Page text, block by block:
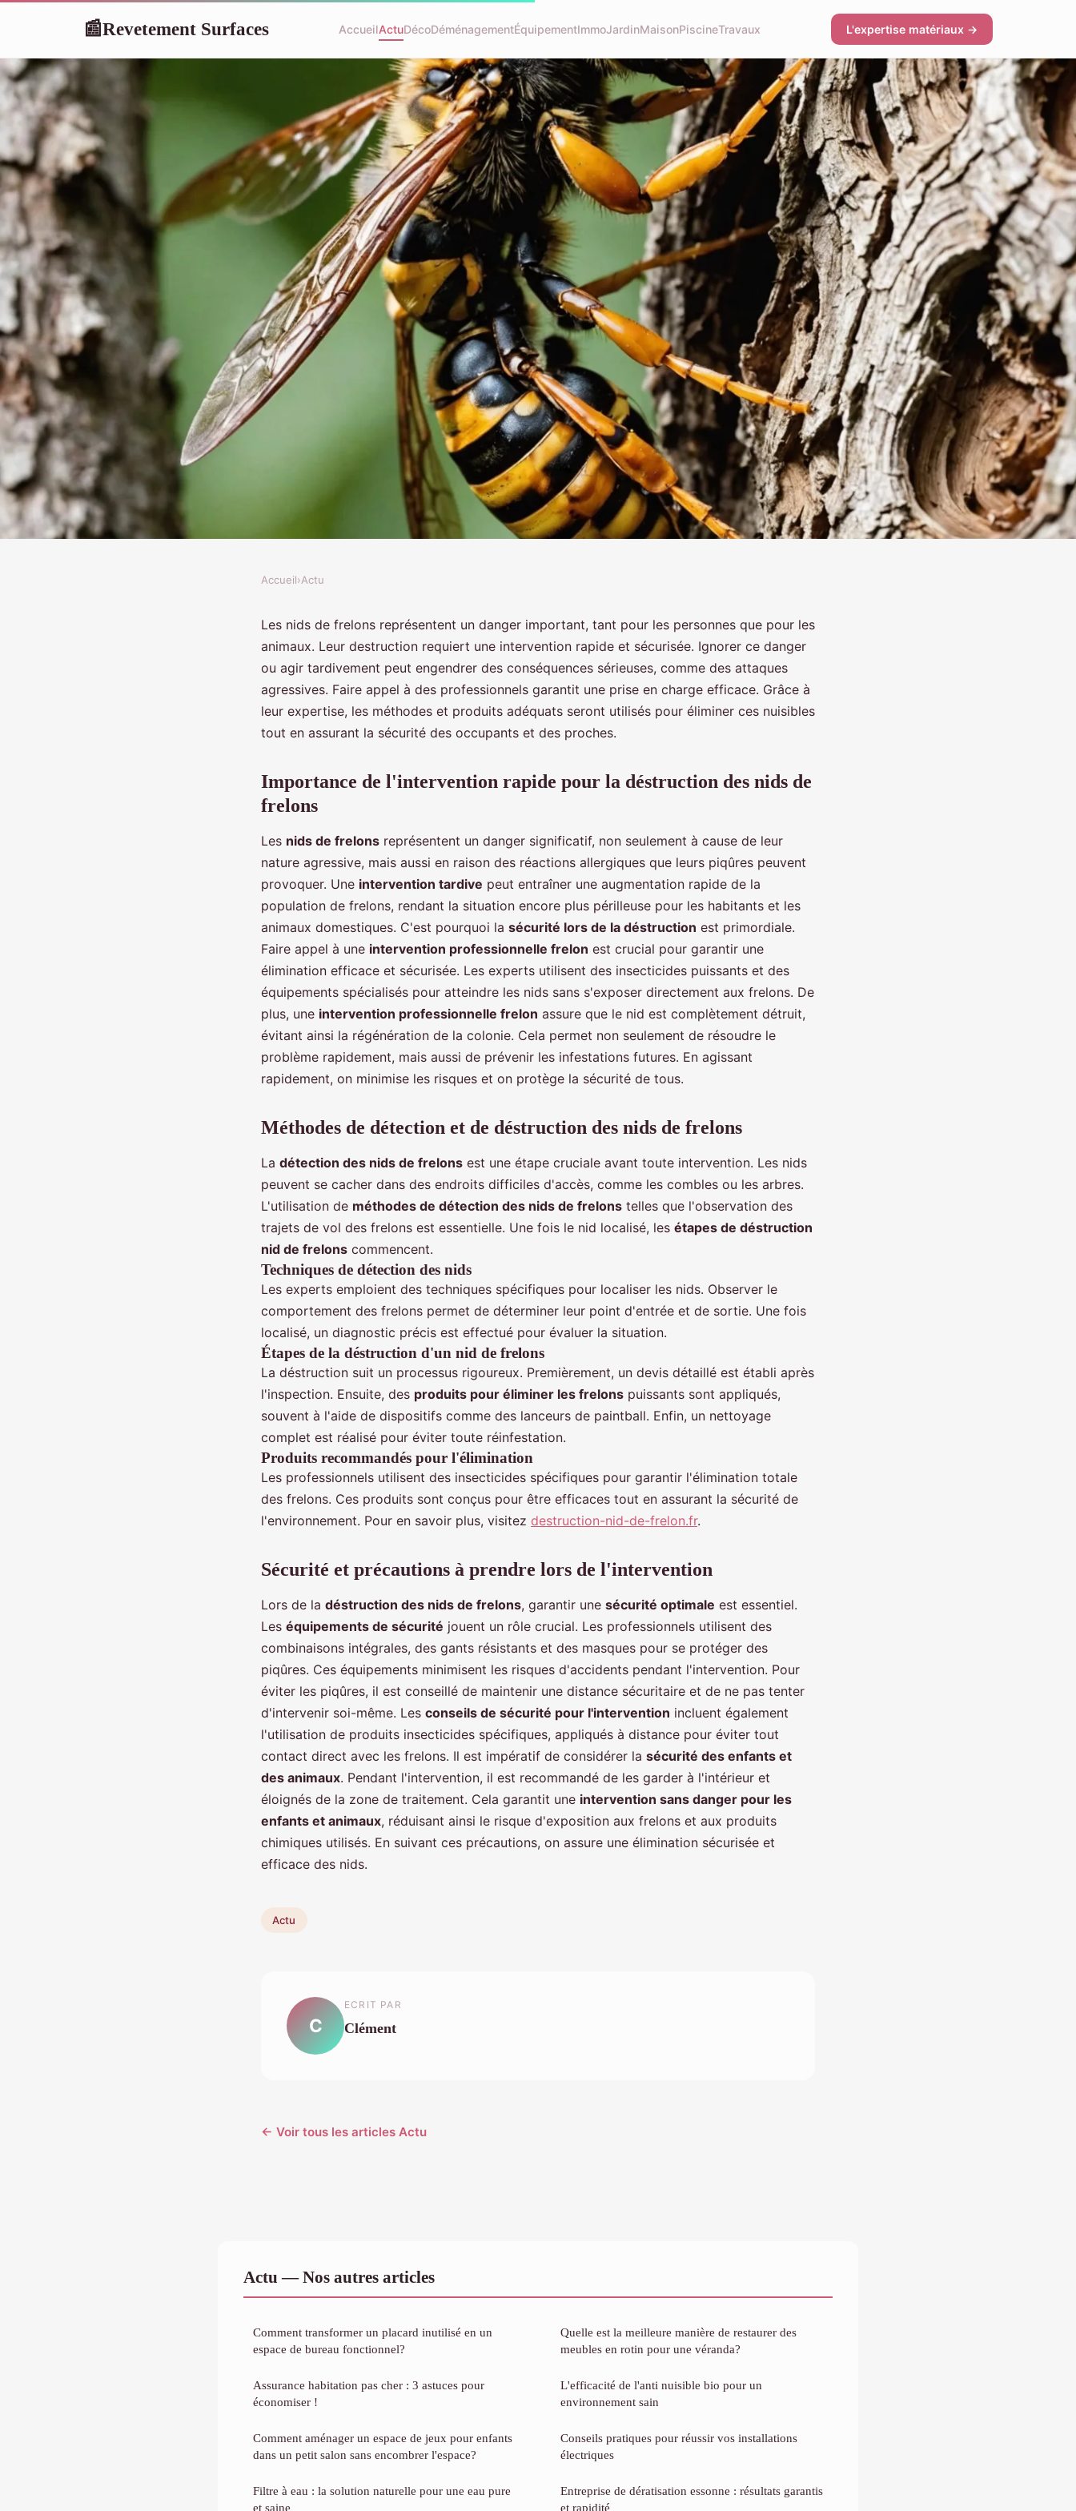
📰Revetement Surfaces AccueilActuDécoDéménagementÉquipementImmoJardinMaisonPiscineTravaux L'expertise matériaux →
Déstruction nid de frelon: intervention
rapide et sécurisée
Accueil›Actu
Les nids de frelons représentent un danger important, tant pour les personnes que pour les
animaux. Leur destruction requiert une intervention rapide et sécurisée. Ignorer ce danger
ou agir tardivement peut engendrer des conséquences sérieuses, comme des attaques
agressives. Faire appel à des professionnels garantit une prise en charge efficace. Grâce à
leur expertise, les méthodes et produits adéquats seront utilisés pour éliminer ces nuisibles
tout en assurant la sécurité des occupants et des proches.
Importance de l'intervention rapide pour la déstruction des nids de
frelons
Les nids de frelons représentent un danger significatif, non seulement à cause de leur
nature agressive, mais aussi en raison des réactions allergiques que leurs piqûres peuvent
provoquer. Une intervention tardive peut entraîner une augmentation rapide de la
population de frelons, rendant la situation encore plus périlleuse pour les habitants et les
animaux domestiques. C'est pourquoi la sécurité lors de la déstruction est primordiale.
Faire appel à une intervention professionnelle frelon est crucial pour garantir une
élimination efficace et sécurisée. Les experts utilisent des insecticides puissants et des
équipements spécialisés pour atteindre les nids sans s'exposer directement aux frelons. De
plus, une intervention professionnelle frelon assure que le nid est complètement détruit,
évitant ainsi la régénération de la colonie. Cela permet non seulement de résoudre le
problème rapidement, mais aussi de prévenir les infestations futures. En agissant
rapidement, on minimise les risques et on protège la sécurité de tous.
Méthodes de détection et de déstruction des nids de frelons
La détection des nids de frelons est une étape cruciale avant toute intervention. Les nids
peuvent se cacher dans des endroits difficiles d'accès, comme les combles ou les arbres.
L'utilisation de méthodes de détection des nids de frelons telles que l'observation des
trajets de vol des frelons est essentielle. Une fois le nid localisé, les étapes de déstruction
nid de frelons commencent.
Techniques de détection des nids
Les experts emploient des techniques spécifiques pour localiser les nids. Observer le
comportement des frelons permet de déterminer leur point d'entrée et de sortie. Une fois
localisé, un diagnostic précis est effectué pour évaluer la situation.
Étapes de la déstruction d'un nid de frelons
La déstruction suit un processus rigoureux. Premièrement, un devis détaillé est établi après
l'inspection. Ensuite, des produits pour éliminer les frelons puissants sont appliqués,
souvent à l'aide de dispositifs comme des lanceurs de paintball. Enfin, un nettoyage
complet est réalisé pour éviter toute réinfestation.
Produits recommandés pour l'élimination
Les professionnels utilisent des insecticides spécifiques pour garantir l'élimination totale
des frelons. Ces produits sont conçus pour être efficaces tout en assurant la sécurité de
l'environnement. Pour en savoir plus, visitez destruction-nid-de-frelon.fr.
Sécurité et précautions à prendre lors de l'intervention
Lors de la déstruction des nids de frelons, garantir une sécurité optimale est essentiel.
Les équipements de sécurité jouent un rôle crucial. Les professionnels utilisent des
combinaisons intégrales, des gants résistants et des masques pour se protéger des
piqûres. Ces équipements minimisent les risques d'accidents pendant l'intervention. Pour
éviter les piqûres, il est conseillé de maintenir une distance sécuritaire et de ne pas tenter
d'intervenir soi-même. Les conseils de sécurité pour l'intervention incluent également
l'utilisation de produits insecticides spécifiques, appliqués à distance pour éviter tout
contact direct avec les frelons. Il est impératif de considérer la sécurité des enfants et
des animaux. Pendant l'intervention, il est recommandé de les garder à l'intérieur et
éloignés de la zone de traitement. Cela garantit une intervention sans danger pour les
enfants et animaux, réduisant ainsi le risque d'exposition aux frelons et aux produits
chimiques utilisés. En suivant ces précautions, on assure une élimination sécurisée et
efficace des nids.
Actu
C
ECRIT PAR
Clément
← Voir tous les articles Actu
Actu — Nos autres articles
Comment transformer un placard inutilisé en un
espace de bureau fonctionnel?
Assurance habitation pas cher : 3 astuces pour
économiser !
Comment aménager un espace de jeux pour enfants
dans un petit salon sans encombrer l'espace?
Filtre à eau : la solution naturelle pour une eau pure
et saine
Quelle est la meilleure manière de restaurer des
meubles en rotin pour une véranda?
L'efficacité de l'anti nuisible bio pour un
environnement sain
Conseils pratiques pour réussir vos installations
électriques
Entreprise de dératisation essonne : résultats garantis
et rapidité